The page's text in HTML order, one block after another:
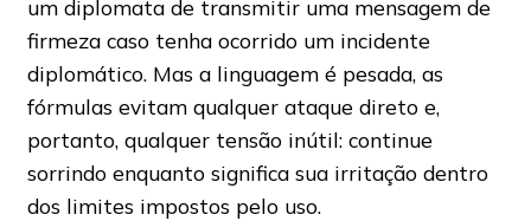
um diplomata de transmitir uma mensagem de
firmeza caso tenha ocorrido um incidente
diplomático. Mas a linguagem é pesada, as
fórmulas evitam qualquer ataque direto e,
portanto, qualquer tensão inútil: continue
sorrindo enquanto significa sua irritação dentro
dos limites impostos pelo uso.